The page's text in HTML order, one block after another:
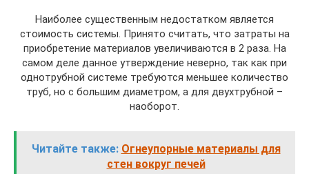
Наиболее существенным недостатком является
стоимость системы. Принято считать, что затраты на
приобретение материалов увеличиваются в 2 раза. На
самом деле данное утверждение неверно, так как при
однотрубной системе требуются меньшее количество
труб, но с большим диаметром, а для двухтрубной –
наоборот.
Читайте также: Огнеупорные материалы для
стен вокруг печей